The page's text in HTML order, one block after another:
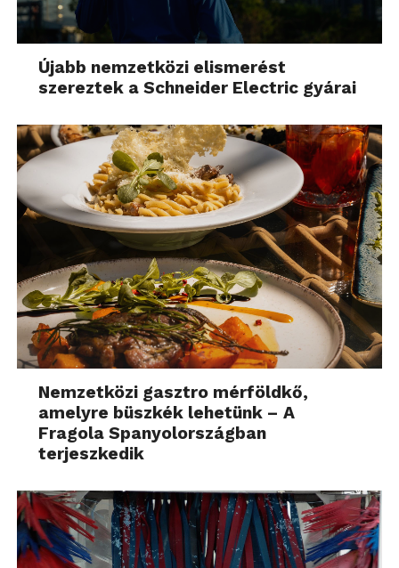
Újabb nemzetközi elismerést
szereztek a Schneider Electric gyárai
Nemzetközi gasztro mérföldkő,
amelyre büszkék lehetünk – A
Fragola Spanyolországban
terjeszkedik